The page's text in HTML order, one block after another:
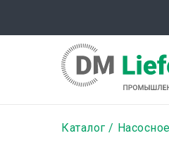
содержанию
Строка
Каталог